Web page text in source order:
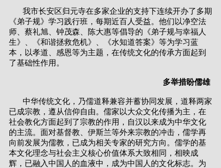
我市长安区归元寺在多家企业的支持下连续开办了多期
《弟子规》学习践行班，每期近百人受益。他们以净空法
师、蔡礼旭、钟茂森、陈大惠等倡导的《弟子规与幸福人
生》、《和谐拯救危机》、《水知道答案》等为学习蓝
本，以孝道、感恩等为主题，在传统文化的传承方面起到
了基础性作用。
多举措盼儒雄
中华传统文化，乃儒道释兼容并蓄协同发展，道释两家
已成宗教，遵从信仰自由。儒家以大众文化传播为主，在
社会教化方面起到了宗教的作用，自汉以来成为中华文化
的主流。面对基督教、伊斯兰等外来宗教的冲击，儒学再
向前发展为儒教，已成为相关专家的研究方向。儒学的基
本文化理念与社会主义核心价值体系大致相同，相映成
辉，已融入中国人的血液中，成为中国人的文化标志。为